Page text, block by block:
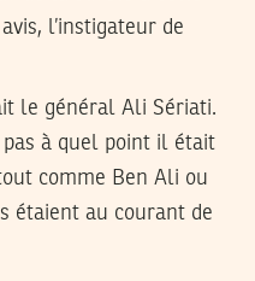
l’instigateur de
le général Ali Sériati.
à quel point il était
comme Ben Ali ou
étaient au courant de